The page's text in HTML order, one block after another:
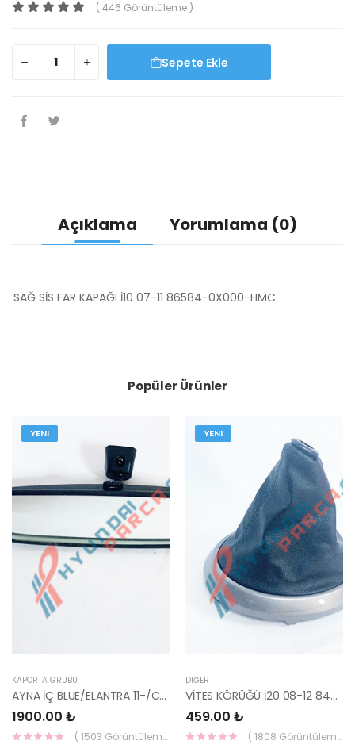
( 446 Görüntüleme )
Sepete Ekle
Açıklama Yorumlama (0)
SAĞ SİS FAR KAPAĞI İ10 07-11 86584-0X000-HMC
Popüler Ürünler
YENI
KAPORTA GRUBU
AYNA İÇ BLUE/ELANTRA 11-/CEED 10-/RİO 12-/SPORTAGE 11- 85101-3X100-HMC
1900.00 ₺
( 1503 Görüntüleme )
YENI
DIĞER
VİTES KÖRÜĞÜ İ20 08-12 84640-1J000-YS
459.00 ₺
( 1808 Görüntüleme )